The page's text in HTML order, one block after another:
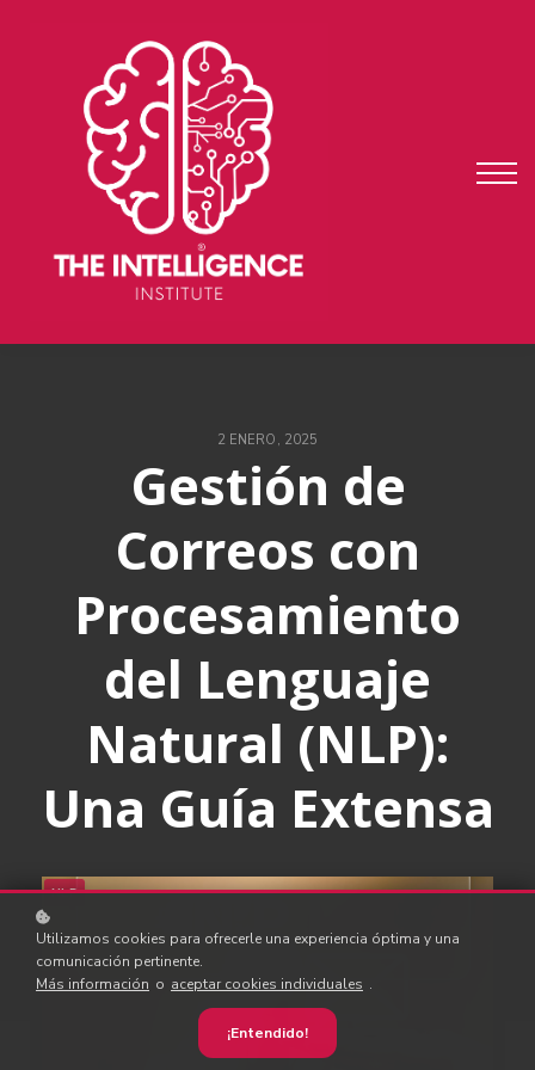
fundae
testimonios
ENTRAR
REGISTRARME
2 ENERO, 2025
Gestión de
Correos con
Procesamiento
del Lenguaje
Natural (NLP):
Una Guía Extensa
NLP
Utilizamos cookies para ofrecerle una experiencia óptima y una
comunicación pertinente.
Más información o aceptar cookies individuales .
¡Entendido!